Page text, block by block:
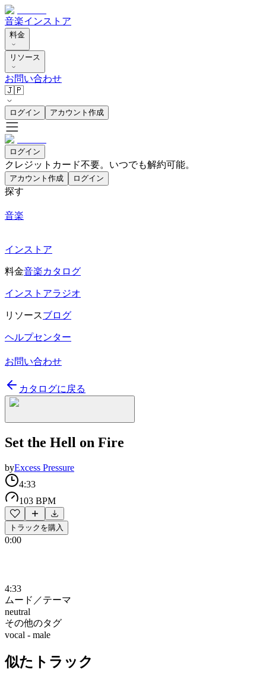
音楽インストア
料金
リソース
お問い合わせ
🇯🇵
ログイン アカウント作成
ログイン
クレジットカード不要。いつでも解約可能。
アカウント作成 ログイン
探す
音楽
インストア
料金音楽カタログ
インストアラジオ
リソースブログ
ヘルプセンター
お問い合わせ
カタログに戻る
Set the Hell on Fire
byExcess Pressure
4:33
103 BPM
トラックを購入
0:00
4:33
ムード／テーマ
neutral
その他のタグ
vocal - male
似たトラック